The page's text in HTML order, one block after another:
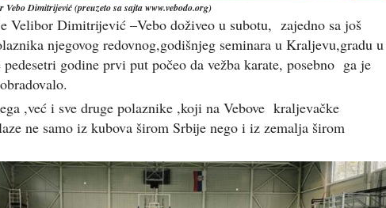
Vebo Dimitrijević (preuzeto sa sajta www.vebodo.org)
Velibor Dimitrijević –Vebo doživeo u subotu, zajedno sa još
njegovog redovnog,godišnjeg seminara u Kraljevu,gradu u
godine prvi put počeo da vežba karate, posebno ga je
,već i sve druge polaznike ,koji na Vebove kraljevačke
ne samo iz kubova širom Srbije nego i iz zemalja širom